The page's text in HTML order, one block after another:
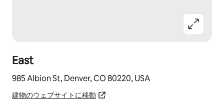
East
985 Albion St, Denver, CO 80220, USA
建物のウェブサイトに移動